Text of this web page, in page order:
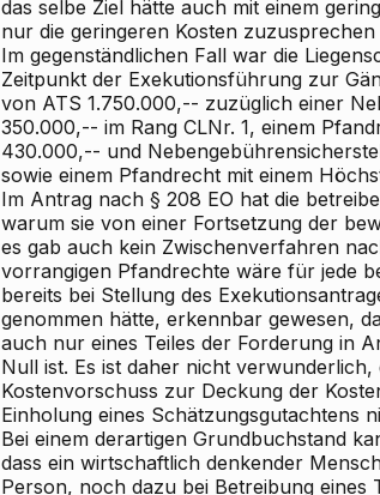
das selbe Ziel hätte auch mit einem
nur die geringeren Kosten zuzusprechen
Im gegenständlichen Fall war die
Zeitpunkt der Exekutionsführung zur
von ATS 1.750.000,-- zuzüglich einer
350.000,-- im Rang CLNr. 1, einem
430.000,-- und
sowie einem Pfandrecht mit einem
Im Antrag nach § 208 EO hat die
warum sie von einer Fortsetzung der
es gab auch kein Zwischenverfahren
vorrangigen Pfandrechte wäre für jede
bereits bei Stellung des
genommen hätte, erkennbar gewesen,
auch nur eines Teiles der Forderung in
Null ist. Es ist daher nicht
Kostenvorschuss zur Deckung der
Einholung eines Schätzungsgutachtens
Bei einem derartigen Grundbuchstand
dass ein wirtschaftlich denkender
Person, noch dazu bei Betreibung eines